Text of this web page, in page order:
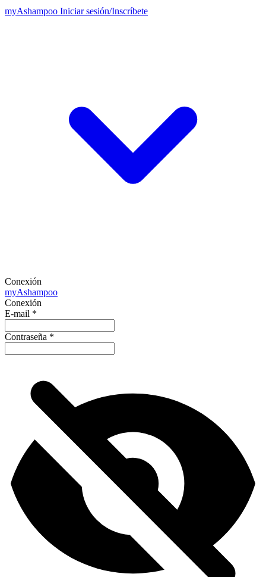
myAshampoo Iniciar sesión/Inscríbete
Conexión
myAshampoo
Conexión
E-mail *
Contraseña *